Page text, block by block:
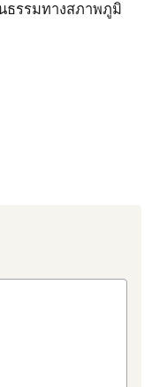
ธรรมทางสภาพภูมิ